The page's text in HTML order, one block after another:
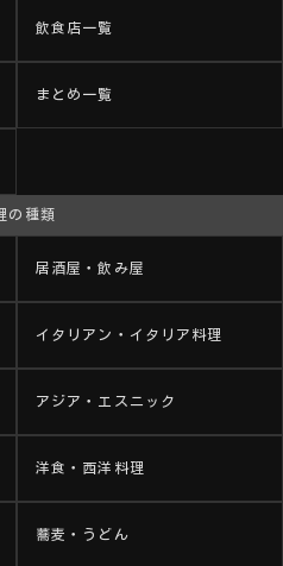
飲食店一覧
まとめ一覧
の種類
居酒屋・飲み屋
イタリアン・イタリア料理
アジア・エスニック
洋食・西洋料理
蕎麦・うどん